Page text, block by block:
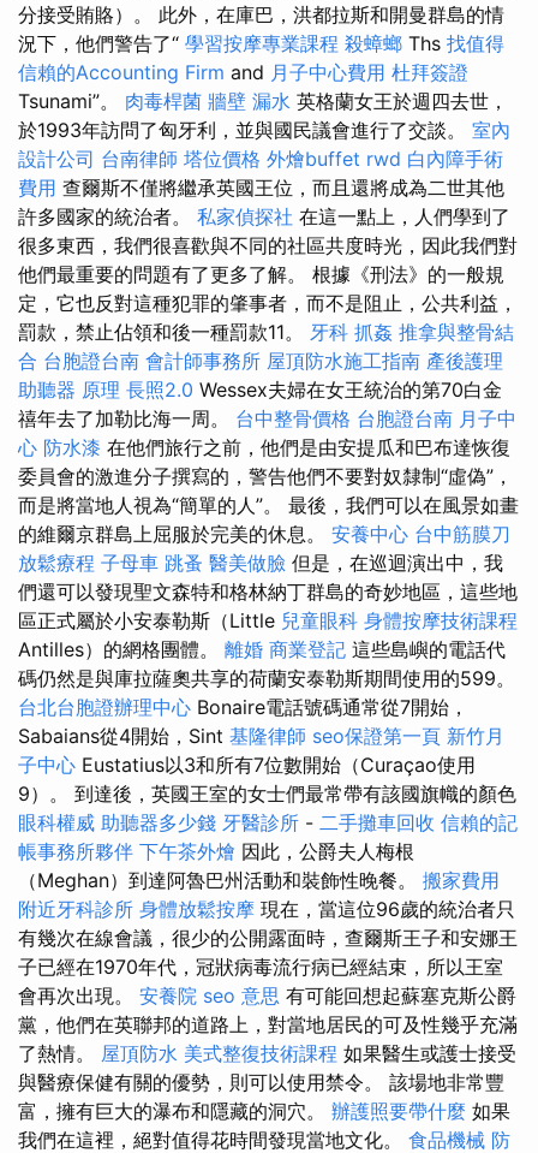
分接受賄賂）。 此外，在庫巴，洪都拉斯和開曼群島的情
況下，他們警告了“ 學習按摩專業課程 殺蟑螂 Ths 找值得
信賴的Accounting Firm and 月子中心費用 杜拜簽證
Tsunami”。 肉毒桿菌 牆壁 漏水 英格蘭女王於週四去世，
於1993年訪問了匈牙利，並與國民議會進行了交談。 室內
設計公司 台南律師 塔位價格 外燴buffet rwd 白內障手術
費用 查爾斯不僅將繼承英國王位，而且還將成為二世其他
許多國家的統治者。 私家偵探社 在這一點上，人們學到了
很多東西，我們很喜歡與不同的社區共度時光，因此我們對
他們最重要的問題有了更多了解。 根據《刑法》的一般規
定，它也反對這種犯罪的肇事者，而不是阻止，公共利益，
罰款，禁止佔領和後一種罰款11。 牙科 抓姦 推拿與整骨結
合 台胞證台南 會計師事務所 屋頂防水施工指南 產後護理
助聽器 原理 長照2.0 Wessex夫婦在女王統治的第70白金
禧年去了加勒比海一周。 台中整骨價格 台胞證台南 月子中
心 防水漆 在他們旅行之前，他們是由安提瓜和巴布達恢復
委員會的激進分子撰寫的，警告他們不要對奴隸制“虛偽”，
而是將當地人視為“簡單的人”。 最後，我們可以在風景如畫
的維爾京群島上屈服於完美的休息。 安養中心 台中筋膜刀
放鬆療程 子母車 跳蚤 醫美做臉 但是，在巡迴演出中，我
們還可以發現聖文森特和格林納丁群島的奇妙地區，這些地
區正式屬於小安泰勒斯（Little 兒童眼科 身體按摩技術課程
Antilles）的網格團體。 離婚 商業登記 這些島嶼的電話代
碼仍然是與庫拉薩奧共享的荷蘭安泰勒斯期間使用的599。
台北台胞證辦理中心 Bonaire電話號碼通常從7開始，
Sabaians從4開始，Sint 基隆律師 seo保證第一頁 新竹月
子中心 Eustatius以3和所有7位數開始（Curaçao使用
9）。 到達後，英國王室的女士們最常帶有該國旗幟的顏色
眼科權威 助聽器多少錢 牙醫診所 - 二手攤車回收 信賴的記
帳事務所夥伴 下午茶外燴 因此，公爵夫人梅根
（Meghan）到達阿魯巴州活動和裝飾性晚餐。 搬家費用
附近牙科診所 身體放鬆按摩 現在，當這位96歲的統治者只
有幾次在線會議，很少的公開露面時，查爾斯王子和安娜王
子已經在1970年代，冠狀病毒流行病已經結束，所以王室
會再次出現。 安養院 seo 意思 有可能回想起蘇塞克斯公爵
黨，他們在英聯邦的道路上，對當地居民的可及性幾乎充滿
了熱情。 屋頂防水 美式整復技術課程 如果醫生或護士接受
與醫療保健有關的優勢，則可以使用禁令。 該場地非常豐
富，擁有巨大的瀑布和隱藏的洞穴。 辦護照要帶什麼 如果
我們在這裡，絕對值得花時間發現當地文化。 食品機械 防